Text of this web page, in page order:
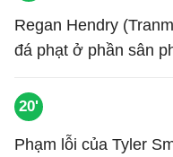
Regan Hendry
đá phạt ở phần sân
20'
Phạm lỗi của Tyler